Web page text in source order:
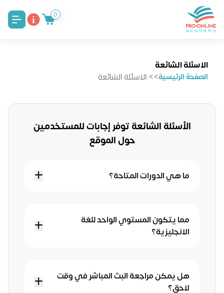
0
الاسئلة الشائعة
الصفحة الرئيسية>> الاسئلة الشائعة
الأسئلة الشائعة توفر إجابات للمستخدمين
حول الموقع
ما هي الدورات المتاحة؟
مما يتكون المستوي الواحد للغة
الانجليزية؟
هل يمكن مراجعة البث المباشر في وقت
لاحق؟